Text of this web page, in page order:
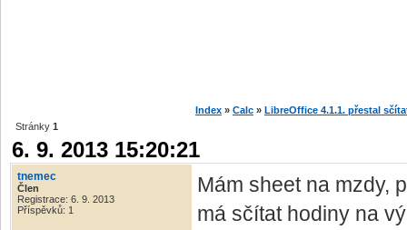
Index » Calc » LibreOffice 4.1.1. přestal
Stránky 1
6. 9. 2013 15:20:21
tnemec
Člen
Registrace: 6. 9. 2013
Příspěvků: 1
Mám sheet na mzdy,
má sčítat hodiny na